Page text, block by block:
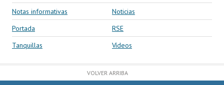
Notas informativas
Noticias
Portada
RSE
Tanquillas
Vídeos
VOLVER ARRIBA